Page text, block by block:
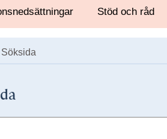
Stöd och råd
Söksida